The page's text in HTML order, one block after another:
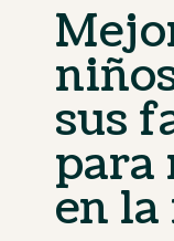
sus
para
en